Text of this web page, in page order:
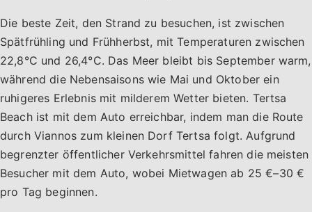
Die beste Zeit, den Strand zu besuchen, ist zwischen
Spätfrühling und Frühherbst, mit Temperaturen zwischen
22,8°C und 26,4°C. Das Meer bleibt bis September warm,
während die Nebensaisons wie Mai und Oktober ein
ruhigeres Erlebnis mit milderem Wetter bieten. Tertsa
Beach ist mit dem Auto erreichbar, indem man die Route
durch Viannos zum kleinen Dorf Tertsa folgt. Aufgrund
begrenzter öffentlicher Verkehrsmittel fahren die meisten
Besucher mit dem Auto, wobei Mietwagen ab 25 €–30 €
pro Tag beginnen.